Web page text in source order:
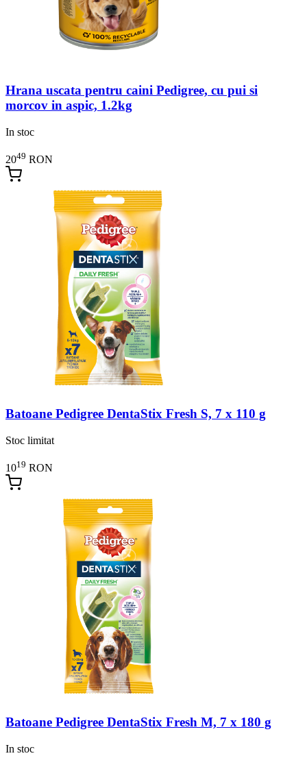
Hrana uscata pentru caini Pedigree, cu pui si
morcov in aspic, 1.2kg
In stoc
2049 RON
Batoane Pedigree DentaStix Fresh S, 7 x 110 g
Stoc limitat
1019 RON
Batoane Pedigree DentaStix Fresh M, 7 x 180 g
In stoc